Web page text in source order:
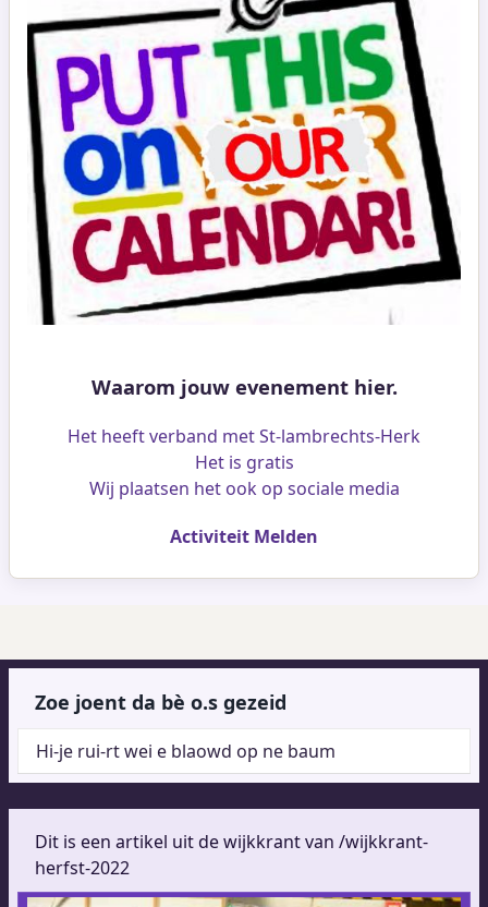
Waarom jouw evenement hier.
Het heeft verband met St-lambrechts-Herk
Het is gratis
Wij plaatsen het ook op sociale media
Activiteit Melden
Zoe joent da bè o.s gezeid
Hi-je rui-rt wei e blaowd op ne baum
Dit is een artikel uit de wijkkrant van /wijkkrant-
herfst-2022